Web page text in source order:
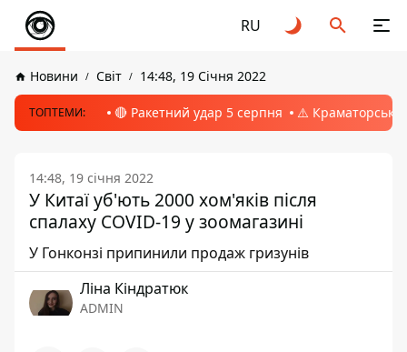
RU
Новини Світ 14:48, 19 Січня 2022
ТОПТЕМИ: 🔴 Ракетний удар 5 серпня ⚠️ Краматорськ,
14:48, 19 січня 2022
У Китаї уб'ють 2000 хом'яків після
спалаху COVID-19 у зоомагазині
У Гонконзі припинили продаж гризунів
Ліна Кіндратюк
ADMIN